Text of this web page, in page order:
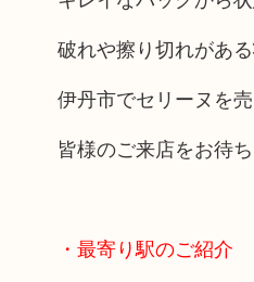
破れや擦り切れがあ
伊丹市でセリーヌを
皆様のご来店をお待ち
・最寄り駅のご紹介